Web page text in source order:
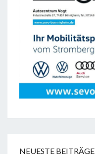
NEUESTE BEITRÄGE